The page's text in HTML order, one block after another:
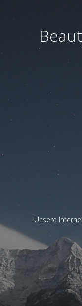
Unsere